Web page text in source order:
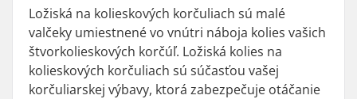
Ložiská na kolieskových korčuliach sú malé
valčeky umiestnené vo vnútri náboja kolies vašich
štvorkolieskových korčúľ. Ložiská kolies na
kolieskových korčuliach sú súčasťou vašej
korčuliarskej výbavy, ktorá zabezpečuje otáčanie